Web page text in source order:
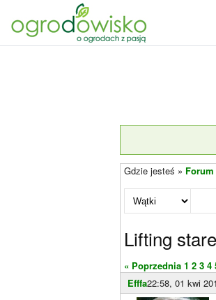
Gdzie jesteś » Forum
Lifting
« Poprzednia 1 2 3 4
Efffa22:58, 01 kwi